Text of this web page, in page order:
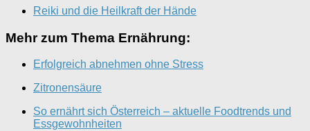
Reiki und die Heilkraft der Hände
Mehr zum Thema Ernährung:
Erfolgreich abnehmen ohne Stress
Zitronensäure
So ernährt sich Österreich – aktuelle Foodtrends und
Essgewohnheiten